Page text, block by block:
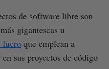
de software libre son
gigantescas u
lucro que emplean a
sus proyectos de código